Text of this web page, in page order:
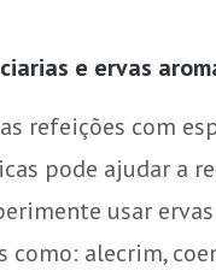
e ervas
refeições com
pode ajudar a
usar ervas
como: alecrim,